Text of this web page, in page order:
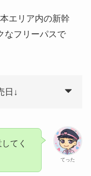
エリア内の新幹
なフリーパスで
日↓
てった
てく